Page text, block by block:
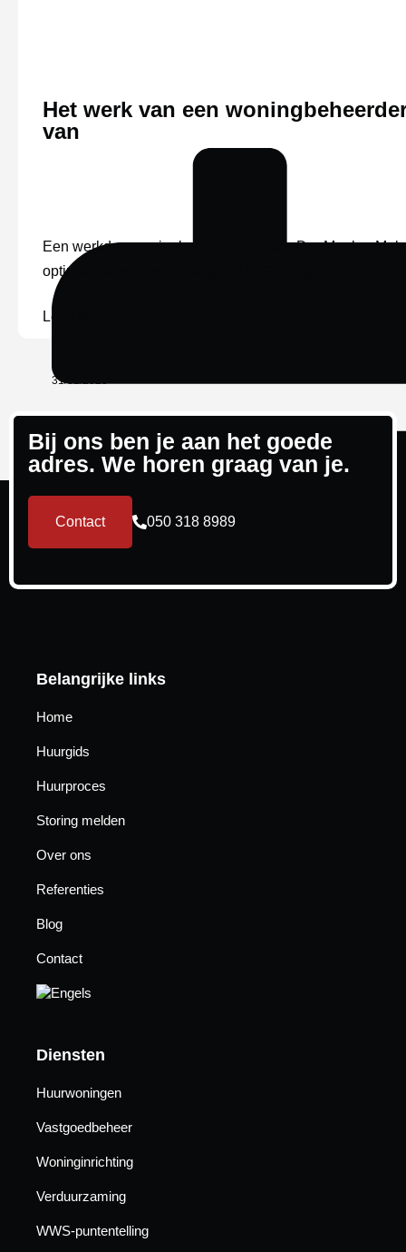
31/01/2025
Het werk van een
van
Een werkdag woningbeheerder bij Van Der Meulen
optimale service voor vastgoed in Groningen. Na...
Lees bericht
Bij ons ben je aan het goede
adres. We horen graag van je.
Contact 050 318 8989
Belangrijke links
Home
Huurgids
Huurproces
Storing melden
Over ons
Referenties
Blog
Contact
Diensten
Huurwoningen
Vastgoedbeheer
Woninginrichting
Verduurzaming
WWS-puntentelling